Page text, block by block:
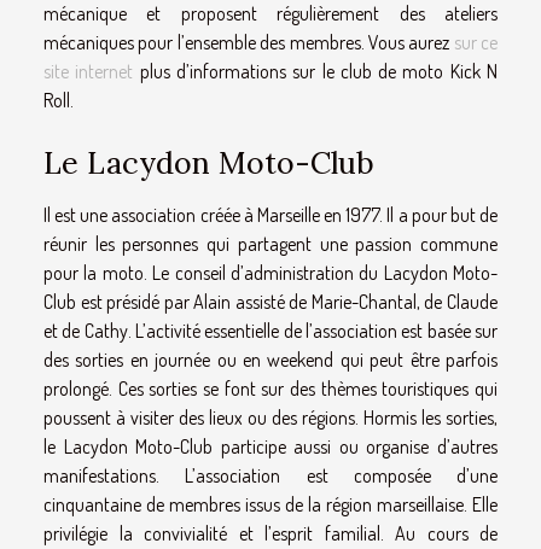
mécanique et proposent régulièrement des ateliers
mécaniques pour l’ensemble des membres. Vous aurez sur ce
site internet plus d’informations sur le club de moto Kick N
Roll.
Le Lacydon Moto-Club
Il est une association créée à Marseille en 1977. Il a pour but de
réunir les personnes qui partagent une passion commune
pour la moto. Le conseil d’administration du Lacydon Moto-
Club est présidé par Alain assisté de Marie-Chantal, de Claude
et de Cathy. L’activité essentielle de l’association est basée sur
des sorties en journée ou en weekend qui peut être parfois
prolongé. Ces sorties se font sur des thèmes touristiques qui
poussent à visiter des lieux ou des régions. Hormis les sorties,
le Lacydon Moto-Club participe aussi ou organise d’autres
manifestations. L’association est composée d’une
cinquantaine de membres issus de la région marseillaise. Elle
privilégie la convivialité et l’esprit familial. Au cours de